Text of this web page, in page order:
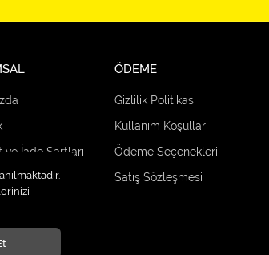
ve İade Şartları
ÖDEME
Gizlilik Politikası
Kullanım Koşulları
Ödeme Seçenekleri
Satış Sözleşmesi